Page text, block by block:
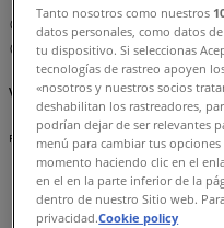
Karta
Karta
Vi är på väg att publicera
Reklam
Tanto nosotros como nuestros
datos personales, como datos
tu dispositivo. Si seleccionas
tecnologías de rastreo apoyen
«nosotros y nuestros socios
deshabilitan los rastreadores,
podrían dejar de ser relevantes
menú para cambiar tus
momento haciendo clic en el
en el en la parte inferior de la
dentro de nuestro Sitio web.
privacidad.Cookie policy